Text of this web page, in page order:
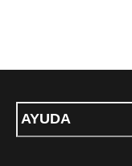
AYUDA